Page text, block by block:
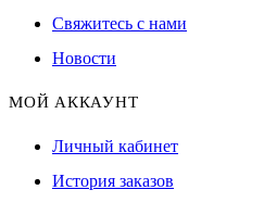
Свяжитесь с нами
Новости
МОЙ АККАУНТ
Личный кабинет
История заказов